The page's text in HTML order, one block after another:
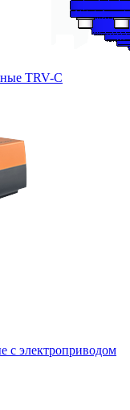
TRV-С
с электроприводом